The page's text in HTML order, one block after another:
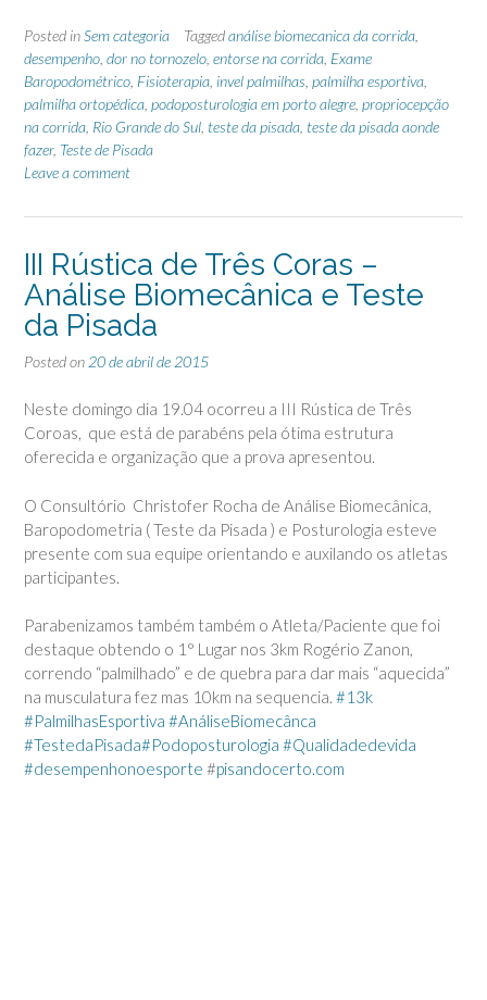
Posted inSem categoria Taggedanálise biomecanica da corrida
desempenho dor no tornozelo entorse na corrida Exame
Baropodométrico Fisioterapia invel palmilhas palmilha esportiva
palmilha ortopédica podoposturologia em porto alegre propriocepção
na corrida Rio Grande do Sul teste da pisada teste da pisada aonde
fazer, Teste de Pisada
Leave a comment
III Rústica de Três Coras –
Análise Biomecânica e Teste
da Pisada
Posted on 20 de abril de 2015
Neste domingo dia 19.04 ocorreu a III Rústica de Três
Coroas, que está de parabéns pela ótima estrutura
oferecida e organização que a prova apresentou.
O Consultório Christofer Rocha de Análise Biomecânica,
Baropodometria ( Teste da Pisada ) e Posturologia esteve
presente com sua equipe orientando e auxilando os atletas
participantes.
Parabenizamos também também o Atleta/Paciente que foi
destaque obtendo o 1° Lugar nos 3km Rogério Zanon,
correndo “palmilhado” e de quebra para dar mais “aquecida”
na musculatura fez mas 10km na sequencia. ‪#‎13k
‪#‎PalmilhasEsportiva‬ ‪#‎AnáliseBiomecânca‬
‪#‎TestedaPisada‬‪#‎Podoposturologia‬ ‪#‎Qualidadedevida‬
‪#‎desempenhonoesporte‬ #pisandocerto.com